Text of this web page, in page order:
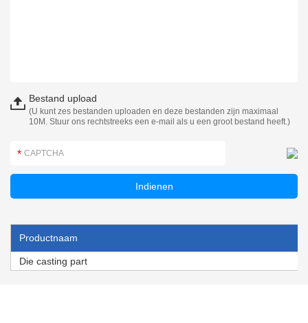
Bestand upload
(U kunt zes bestanden uploaden en deze bestanden zijn maximaal
10M. Stuur ons rechtstreeks een e-mail als u een groot bestand heeft.)
Productnaam
Die casting part